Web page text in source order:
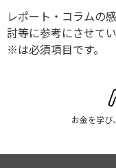
レポート・コラムの
討等に参考にさせてい
※は必須項目です。
お金を学び